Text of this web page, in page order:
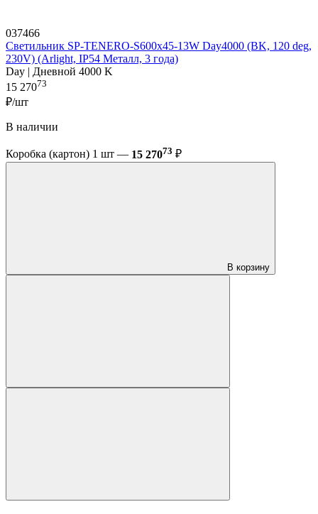
037466
Светильник SP-TENERO-S600x45-13W Day4000 (BK, 120 deg,
230V) (Arlight, IP54 Металл, 3 года)
Day | Дневной 4000 K
15 27073
₽/шт
В наличии
Коробка (картон) 1 шт — 15 27073 ₽
В корзину